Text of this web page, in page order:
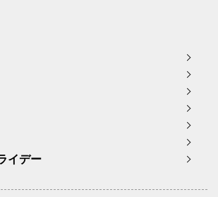
イデー